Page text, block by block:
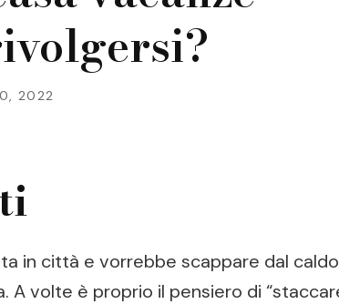
2022
in città e vorrebbe scappare dal
volte è proprio il pensiero di